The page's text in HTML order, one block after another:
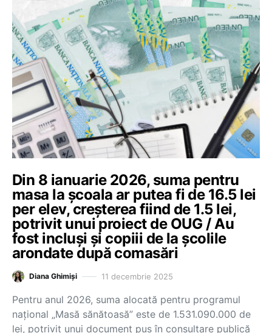
Din 8 ianuarie 2026, suma pentru
masa la școala ar putea fi de 16.5 lei
per elev, creșterea fiind de 1.5 lei,
potrivit unui proiect de OUG / Au
fost incluși și copiii de la școlile
arondate după comasări
Diana Ghimiși 11 decembrie 2025
Pentru anul 2026, suma alocată pentru programul
național „Masă sănătoasă” este de 1.531.090.000 de
lei, potrivit unui document pus în consultare publică